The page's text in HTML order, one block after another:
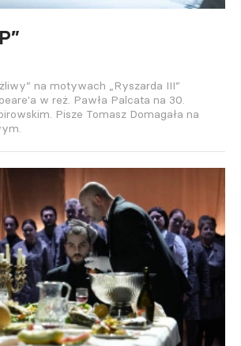
na motywach „Ryszarda III”
w reż. Pawła Palcata na 30.
Pisze Tomasz Domagała na